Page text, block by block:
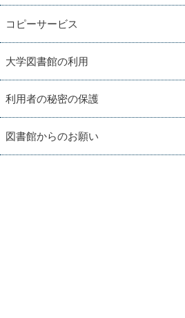
コピーサービス
大学図書館の利用
利用者の秘密の保護
図書館からのお願い